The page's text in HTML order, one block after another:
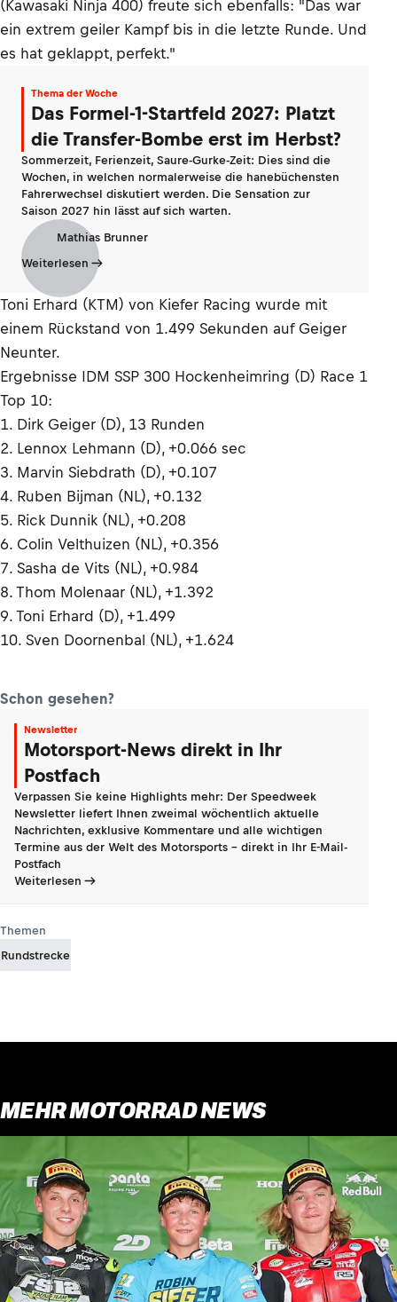
(Kawasaki Ninja 400) freute sich ebenfalls: "Das war
ein extrem geiler Kampf bis in die letzte Runde. Und
es hat geklappt, perfekt."
Thema der Woche
Das Formel-1-Startfeld 2027: Platzt
die Transfer-Bombe erst im Herbst?
Sommerzeit, Ferienzeit, Saure-Gurke-Zeit: Dies sind die
Wochen, in welchen normalerweise die hanebüchensten
Fahrerwechsel diskutiert werden. Die Sensation zur
Saison 2027 hin lässt auf sich warten.
Mathias Brunner
Weiterlesen
Toni Erhard (KTM) von Kiefer Racing wurde mit
einem Rückstand von 1.499 Sekunden auf Geiger
Neunter.
Ergebnisse IDM SSP 300 Hockenheimring (D) Race 1
Top 10:
1. Dirk Geiger (D), 13 Runden
2. Lennox Lehmann (D), +0.066 sec
3. Marvin Siebdrath (D), +0.107
4. Ruben Bijman (NL), +0.132
5. Rick Dunnik (NL), +0.208
6. Colin Velthuizen (NL), +0.356
7. Sasha de Vits (NL), +0.984
8. Thom Molenaar (NL), +1.392
9. Toni Erhard (D), +1.499
10. Sven Doornenbal (NL), +1.624
Schon gesehen?
Newsletter
Motorsport-News direkt in Ihr
Postfach
Verpassen Sie keine Highlights mehr: Der Speedweek
Newsletter liefert Ihnen zweimal wöchentlich aktuelle
Nachrichten, exklusive Kommentare und alle wichtigen
Termine aus der Welt des Motorsports - direkt in Ihr E-Mail-
Postfach
Weiterlesen
Themen
Rundstrecke
MEHR MOTORRAD NEWS